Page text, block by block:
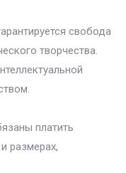
свобода
творчества.
платить
размерах,